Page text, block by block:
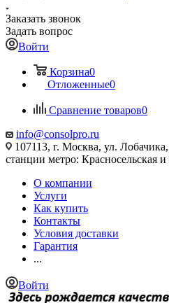
Заказать звонок
Задать вопрос
Войти
Корзина0
Отложенные0
Сравнение товаров0
info@consolpro.ru
107113, г. Москва, ул.
станции метро: Красносельская
О компании
Услуги
Как купить
Контакты
Условия доставки
Гарантия
...
Войти